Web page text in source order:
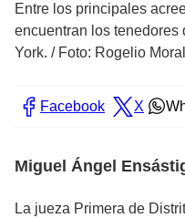
Entre los principales
encuentran los tenedores
York. / Foto: Rogelio
Facebook X
Miguel Ángel
La jueza Primera de